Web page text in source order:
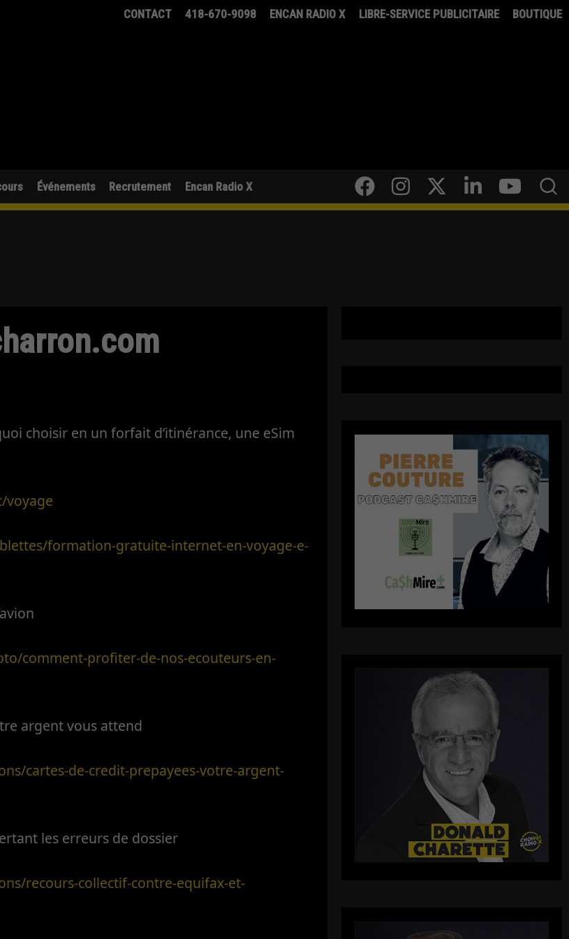
CONTACT 418-670-9098 ENCAN RADIO X LIBRE-SERVICE PUBLICITAIRE BOUTIQUE
Événements Recrutement Encan Radio X
choisir en un forfait d’itinérance, une eSim
voyage
formation-gratuite-internet-en-voyage-e-
comment-profiter-de-nos-ecouteurs-en-
argent vous attend
cartes-de-credit-prepayees-votre-argent-
les erreurs de dossier
recours-collectif-contre-equifax-et-